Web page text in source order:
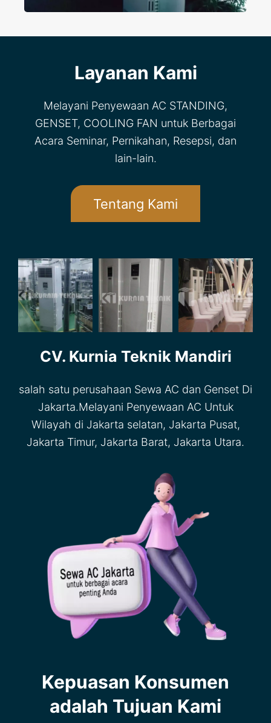
Layanan Kami
Melayani Penyewaan AC STANDING,
GENSET, COOLING FAN untuk Berbagai
Acara Seminar, Pernikahan, Resepsi, dan
lain-lain.
Tentang Kami
CV. Kurnia Teknik Mandiri
salah satu perusahaan Sewa AC dan Genset Di
Jakarta.Melayani Penyewaan AC Untuk
Wilayah di Jakarta selatan, Jakarta Pusat,
Jakarta Timur, Jakarta Barat, Jakarta Utara.
Kepuasan Konsumen
adalah Tujuan Kami